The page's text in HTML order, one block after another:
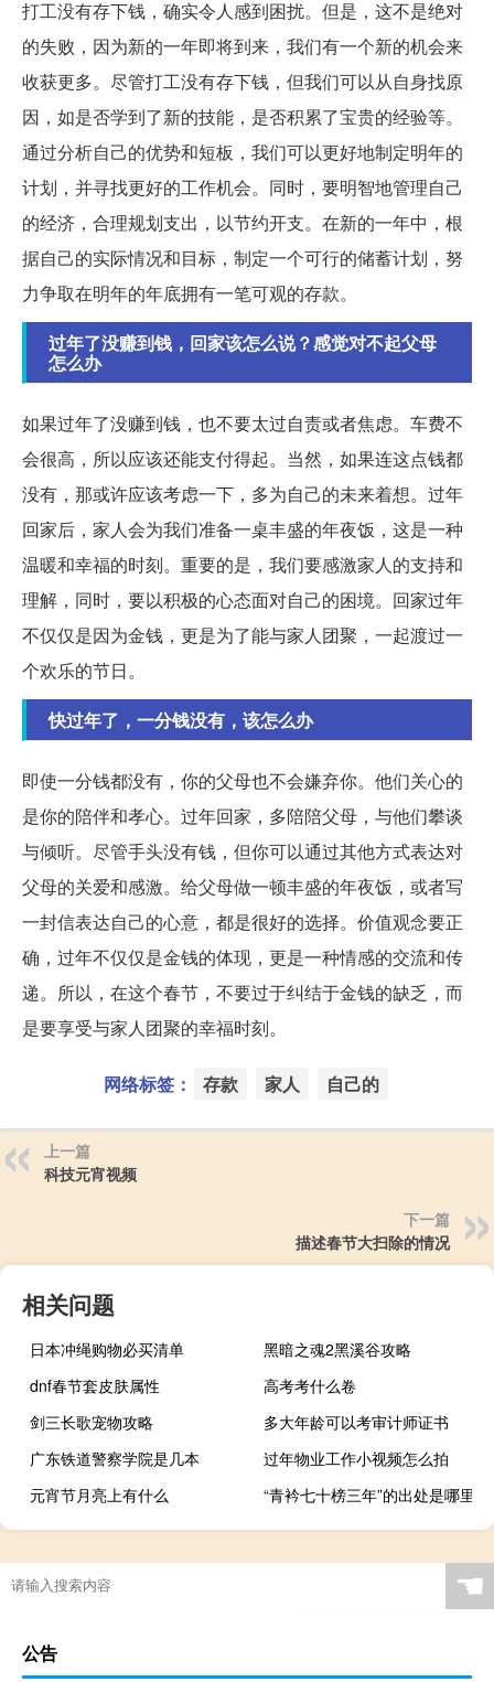
打工没有存下钱，确实令人感到困扰。但是，这不是绝对
的失败，因为新的一年即将到来，我们有一个新的机会来
收获更多。尽管打工没有存下钱，但我们可以从自身找原
因，如是否学到了新的技能，是否积累了宝贵的经验等。
通过分析自己的优势和短板，我们可以更好地制定明年的
计划，并寻找更好的工作机会。同时，要明智地管理自己
的经济，合理规划支出，以节约开支。在新的一年中，根
据自己的实际情况和目标，制定一个可行的储蓄计划，努
力争取在明年的年底拥有一笔可观的存款。
过年了没赚到钱，回家该怎么说？感觉对不起父母
怎么办
如果过年了没赚到钱，也不要太过自责或者焦虑。车费不
会很高，所以应该还能支付得起。当然，如果连这点钱都
没有，那或许应该考虑一下，多为自己的未来着想。过年
回家后，家人会为我们准备一桌丰盛的年夜饭，这是一种
温暖和幸福的时刻。重要的是，我们要感激家人的支持和
理解，同时，要以积极的心态面对自己的困境。回家过年
不仅仅是因为金钱，更是为了能与家人团聚，一起渡过一
个欢乐的节日。
快过年了，一分钱没有，该怎么办
即使一分钱都没有，你的父母也不会嫌弃你。他们关心的
是你的陪伴和孝心。过年回家，多陪陪父母，与他们攀谈
与倾听。尽管手头没有钱，但你可以通过其他方式表达对
父母的关爱和感激。给父母做一顿丰盛的年夜饭，或者写
一封信表达自己的心意，都是很好的选择。价值观念要正
确，过年不仅仅是金钱的体现，更是一种情感的交流和传
递。所以，在这个春节，不要过于纠结于金钱的缺乏，而
是要享受与家人团聚的幸福时刻。
网络标签： 存款 家人 自己的
上一篇
科技元宵视频
下一篇
描述春节大扫除的情况
相关问题
日本冲绳购物必买清单
黑暗之魂2黑溪谷攻略
dnf春节套皮肤属性
高考考什么卷
剑三长歌宠物攻略
多大年龄可以考审计师证书
广东铁道警察学院是几本
过年物业工作小视频怎么拍
元宵节月亮上有什么
“青衿七十榜三年”的出处是哪里
☚
公告